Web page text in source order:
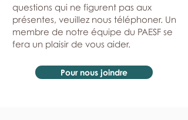
questions qui ne figurent pas aux
présentes, veuillez nous téléphoner. Un
membre de notre équipe du PAESF se
fera un plaisir de vous aider.
Pour nous joindre